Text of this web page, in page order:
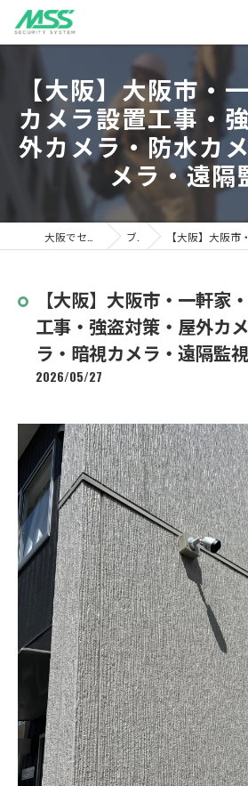
【大阪】大阪市・
カメラ設置工事・
外カメラ・防水カ
メラ・遠隔
ブログ 【大阪】大阪市・一軒家・防犯カメラ
【大阪】大阪市・一軒家
工事・強盗対策・屋外カ
ラ・暗視カメラ・遠隔監視
2026/05/27